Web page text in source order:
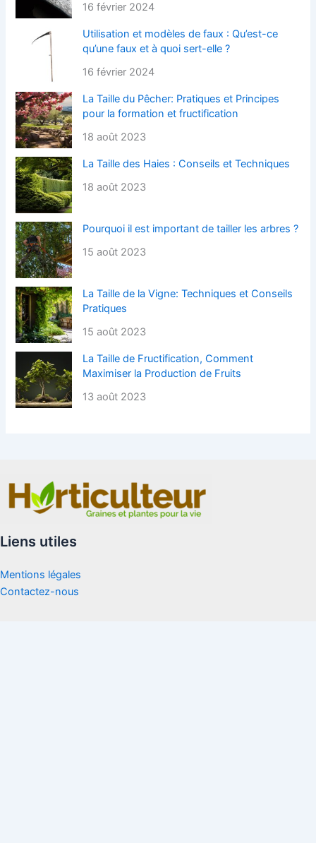
16 février 2024
Utilisation et modèles de faux : Qu’est-ce
qu’une faux et à quoi sert-elle ?
16 février 2024
La Taille du Pêcher: Pratiques et Principes
pour la formation et fructification
18 août 2023
La Taille des Haies : Conseils et Techniques
18 août 2023
Pourquoi il est important de tailler les arbres ?
15 août 2023
La Taille de la Vigne: Techniques et Conseils
Pratiques
15 août 2023
La Taille de Fructification, Comment
Maximiser la Production de Fruits
13 août 2023
Liens utiles
Mentions légales
Contactez-nous